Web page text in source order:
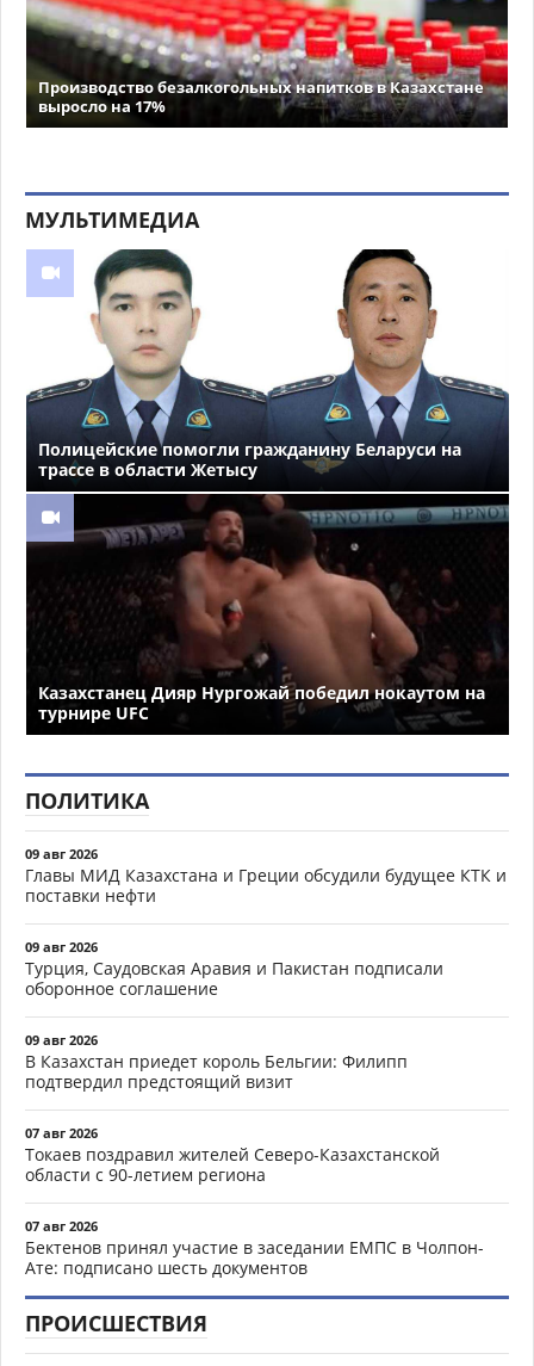
Производство безалкогольных напитков в Казахстане
выросло на 17%
МУЛЬТИМЕДИА
Полицейские помогли гражданину Беларуси на
трассе в области Жетысу
Казахстанец Дияр Нургожай победил нокаутом на
турнире UFC
ПОЛИТИКА
09 авг 2026
Главы МИД Казахстана и Греции обсудили будущее КТК и
поставки нефти
09 авг 2026
Турция, Саудовская Аравия и Пакистан подписали
оборонное соглашение
09 авг 2026
В Казахстан приедет король Бельгии: Филипп
подтвердил предстоящий визит
07 авг 2026
Токаев поздравил жителей Северо-Казахстанской
области с 90-летием региона
07 авг 2026
Бектенов принял участие в заседании ЕМПС в Чолпон-
Ате: подписано шесть документов
ПРОИСШЕСТВИЯ